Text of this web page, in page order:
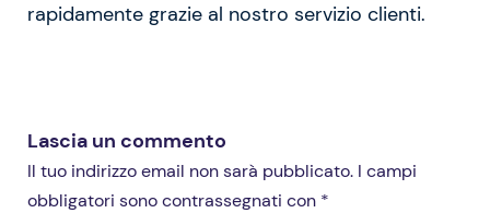
rapidamente grazie al nostro servizio clienti.
Lascia un commento
Il tuo indirizzo email non sarà pubblicato. I campi
obbligatori sono contrassegnati con *